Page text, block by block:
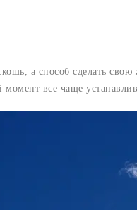
а способ сделать
все чаще